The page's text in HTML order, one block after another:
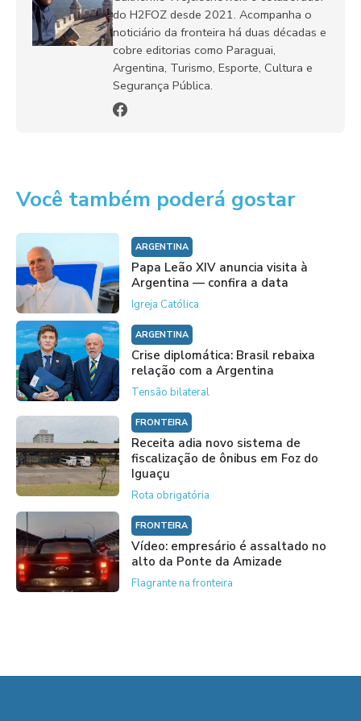
do H2FOZ desde 2021. Acompanha o
noticiário da fronteira há duas décadas e
cobre editorias como Paraguai,
Argentina, Turismo, Esporte, Cultura e
Segurança Pública.
Você também poderá gostar
ARGENTINA
Papa Leão XIV anuncia visita à
Argentina — confira a data
Igreja Católica
ARGENTINA
Crise diplomática: Brasil rebaixa
relação com a Argentina
Tensão bilateral
FRONTEIRA
Receita adia novo sistema de
fiscalização de ônibus em Foz do
Iguaçu
Rota obrigatória
FRONTEIRA
Vídeo: empresário é assaltado no
alto da Ponte da Amizade
Flagrante na fronteira